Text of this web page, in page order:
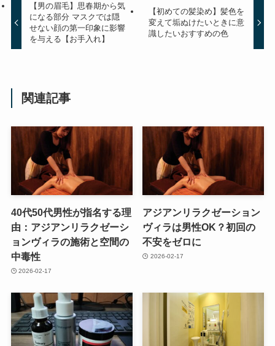
【男の眉毛】思春期から気
になる部分 マスクでは隠
せない顔の第一印象に影響
を与える【お手入れ】
【初めての髪染め】髪色を
変えて垢ぬけたいときに意
識したいおすすめの色
関連記事
40代50代男性が指名する理
由：アジアンリラクゼーシ
ョンヴィラの施術と空間の
中毒性
2026-02-17
アジアンリラクゼーション
ヴィラは男性OK？初回の
不安をゼロに
2026-02-17